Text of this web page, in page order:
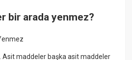
bir arada yenmez?
Asit maddeler başka asit maddeler